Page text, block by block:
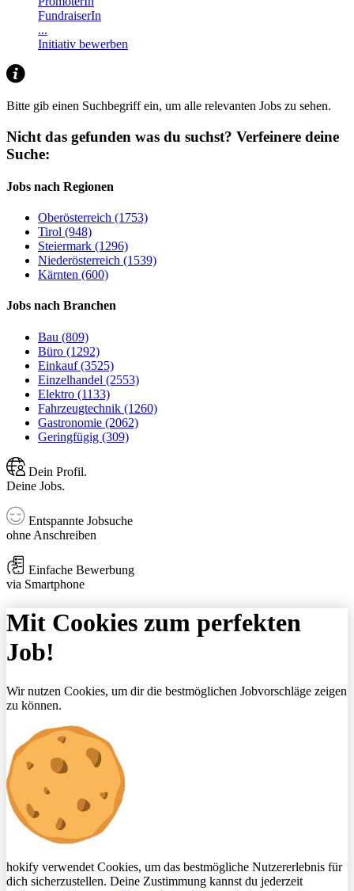
FundraiserIn
...
Initiativ bewerben
Bitte gib einen Suchbegriff ein, um alle relevanten Jobs zu sehen.
Nicht das gefunden was du suchst? Verfeinere deine
Suche:
Jobs nach Regionen
Oberösterreich (1753)
Tirol (948)
Steiermark (1296)
Niederösterreich (1539)
Kärnten (600)
Jobs nach Branchen
Bau (809)
Büro (1292)
Einkauf (3525)
Einzelhandel (2553)
Elektro (1133)
Fahrzeugtechnik (1260)
Gastronomie (2062)
Geringfügig (309)
Dein Profil.
Deine Jobs.
Entspannte Jobsuche
ohne Anschreiben
Einfache Bewerbung
via Smartphone
Mit Cookies zum perfekten
Job!
Wir nutzen Cookies, um dir die bestmöglichen Jobvorschläge zeigen
zu können.
hokify verwendet Cookies, um das bestmögliche Nutzererlebnis für
dich sicherzustellen. Deine Zustimmung kannst du jederzeit